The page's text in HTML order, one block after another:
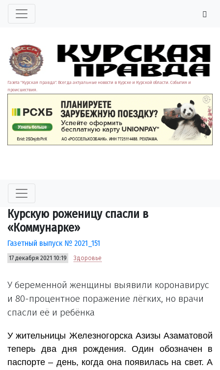
Газета "Курская правда". Всегда актуальные новости в Курске и Курской области. События и
происшествия.
Курскую роженицу спасли в
«Коммунарке»
Газетный выпуск № 2021_151
17 декабря 2021 10:19 Здоровье
У беременной женщины выявили коронавирус
и 80-процентное поражение лёгких, но врачи
спасли её и ребёнка
У жительницы Железногорска Азизы Азаматовой
теперь два дня рождения. Один обозначен в
паспорте – день, когда она появилась на свет. А